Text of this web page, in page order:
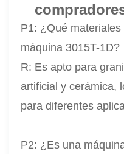
P1: ¿Qué
máquina 3015T-1D?
R: Es apto para
artificial y cerámica,
para diferentes
P2: ¿Es una